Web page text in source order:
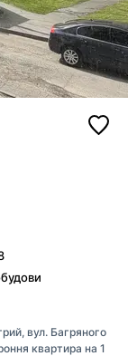
вул. Багряного
квартира на 1